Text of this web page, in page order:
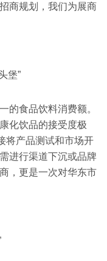
商规划，我们为展商
堡”
的食品饮料消费额。
化饮品的接受度极
将产品测试和市场开
进行渠道下沉或品牌
，更是一次对华东市